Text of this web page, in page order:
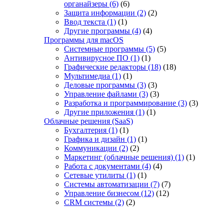
органайзеры (6) (6)
Защита информации (2) (2)
Ввод текста (1) (1)
Другие программы (4) (4)
Программы для macOS
Системные программы (5) (5)
Антивирусное ПО (1) (1)
Графические редакторы (18) (18)
Мультимедиа (1) (1)
Деловые программы (3) (3)
Управление файлами (3) (3)
Разработка и программирование (3) (3)
Другие приложения (1) (1)
Облачные решения (SaaS)
Бухгалтерия (1) (1)
Графика и дизайн (1) (1)
Коммуникации (2) (2)
Маркетинг (облачные решения) (1) (1)
Работа с документами (4) (4)
Сетевые утилиты (1) (1)
Системы автоматизации (7) (7)
Управление бизнесом (12) (12)
CRM системы (2) (2)